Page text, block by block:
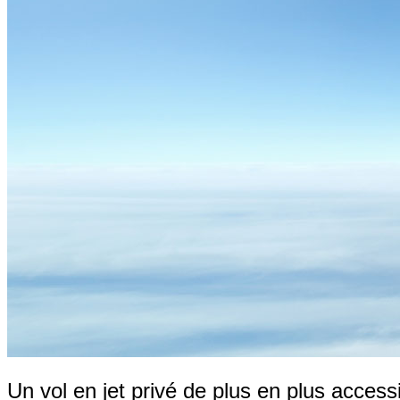
Un vol en jet privé de plus en plus